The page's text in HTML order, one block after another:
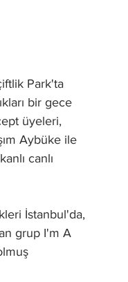
Park'ta
bir gece
üyeleri,
Aybüke ile
canlı
İstanbul'da,
grup I'm A